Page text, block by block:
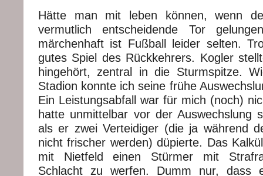
Hätte man mit leben können, wenn
vermutlich entscheidende Tor
märchenhaft ist Fußball leider selten.
gutes Spiel des Rückkehrers. Kogler
hingehört, zentral in die Sturmspitze.
Stadion konnte ich seine frühe
Ein Leistungsabfall war für mich (noch)
hatte unmittelbar vor der Auswechslung
als er zwei Verteidiger (die ja während
nicht frischer werden) düpierte. Das
mit Nietfeld einen Stürmer mit
Schlacht zu werfen. Dumm nur, dass